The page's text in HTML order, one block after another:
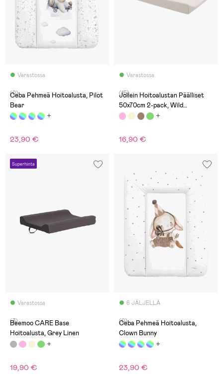
Varastossa
(0)
Ceba Pehmeä Hoitoalusta, Pilot
Bear
23,90 €
Varastossa
(15)
Jollein Hoitoalustan Päälliset
50x70cm 2-pack, Wild
Rose/Ivory
16,90 €
Superhinta
Varastossa
(3)
Beemoo CARE Base
Hoitoalusta, Grey Linen
19,90 €
6 JÄLJELLÄ
(0)
Ceba Pehmeä Hoitoalusta,
Clown Bunny
23,90 €